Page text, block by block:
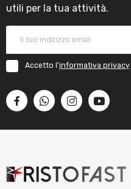
utili per la tua attività.
Accetto l'informativa privacy